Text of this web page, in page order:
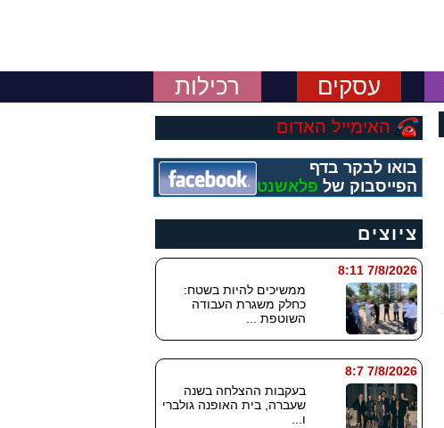
עסקים רכילות
האימייל האדום
בואו לבקר בדף
הפייסבוק של פלאשנט
ציוצים
7/8/2026 8:11
ממשיכים להיות בשטח:
כחלק משגרת העבודה
השוטפת ...
7/8/2026 8:7
בעקבות ההצלחה בשנה
שעברה, בית האופנה גולברי
ו...